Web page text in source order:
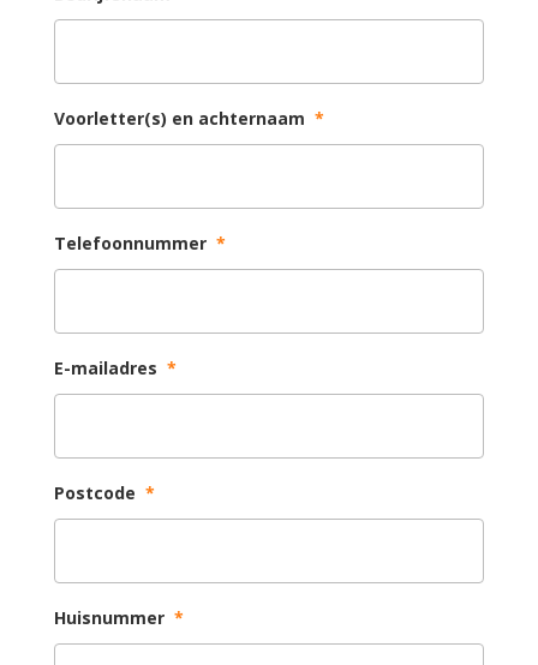
Voorletter(s) en achternaam *
Telefoonnummer *
E-mailadres *
Postcode *
Huisnummer *